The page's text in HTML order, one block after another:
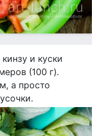
и куски
(100 г).
а просто